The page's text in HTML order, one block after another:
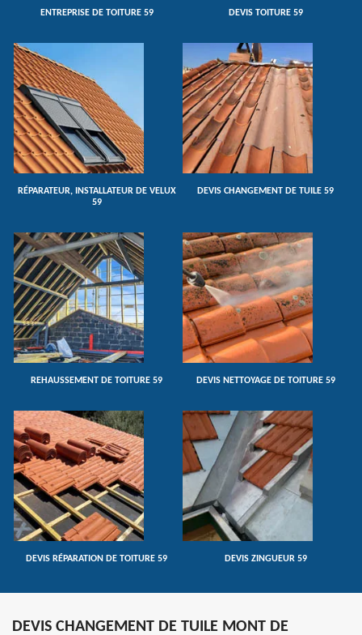
ENTREPRISE DE TOITURE 59 DEVIS TOITURE 59
RÉPARATEUR, INSTALLATEUR DE VELUX
59
DEVIS CHANGEMENT DE TUILE 59
REHAUSSEMENT DE TOITURE 59 DEVIS NETTOYAGE DE TOITURE 59
DEVIS RÉPARATION DE TOITURE 59 DEVIS ZINGUEUR 59
DEVIS CHANGEMENT DE TUILE MONT DE